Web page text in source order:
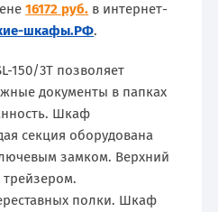
16172 руб. в интернет-
шкафы.РФ.
150/3Т позволяет
документы в папках
Шкаф
секция оборудована
замком. Верхний
полки. Шкаф